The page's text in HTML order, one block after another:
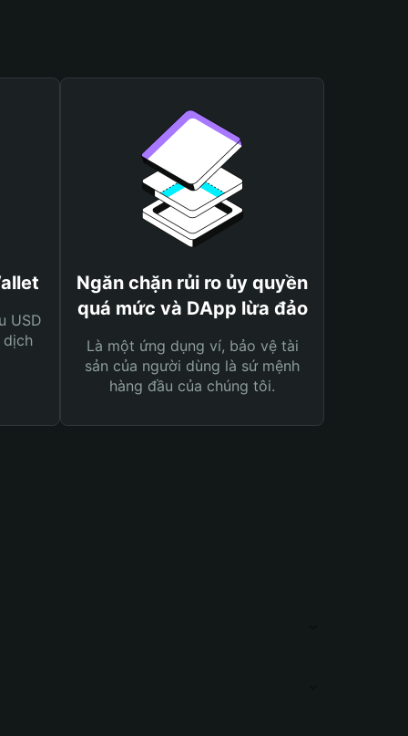
USD
dịch
Ngăn chặn rủi ro ủy quyền
quá mức và DApp lừa đảo
Là một ứng dụng ví, bảo vệ tài
sản của người dùng là sứ mệnh
hàng đầu của chúng tôi.